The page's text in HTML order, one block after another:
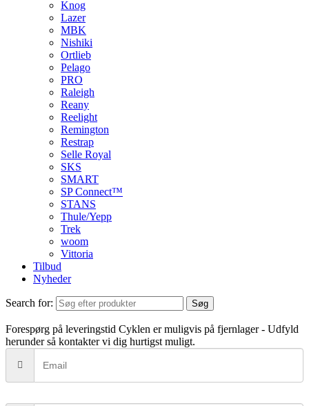
Knog
Lazer
MBK
Nishiki
Ortlieb
Pelago
PRO
Raleigh
Reany
Reelight
Remington
Restrap
Selle Royal
SKS
SMART
SP Connect™
STANS
Thule/Yepp
Trek
woom
Vittoria
Tilbud
Nyheder
Search for: Søg
Forespørg på leveringstid Cyklen er muligvis på fjernlager - Udfyld
herunder så kontakter vi dig hurtigst muligt.